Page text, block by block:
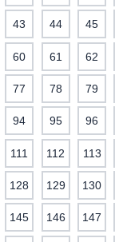
43 44 45
60 61 62
77 78 79
94 95 96
111 112 113
128 129 130
145 146 147